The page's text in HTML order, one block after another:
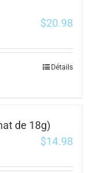
$20.98
Détails
de 18g)
$14.98